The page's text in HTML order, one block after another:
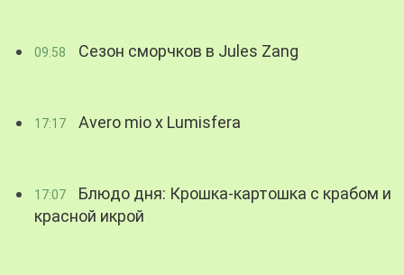
09:58 Сезон сморчков в Jules Zang
17:17 Avero mio x Lumisfera
17:07
Блюдо дня: Крошка-картошка с крабом и
красной икрой